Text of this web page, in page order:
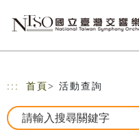
::: 首頁 > 活動查詢